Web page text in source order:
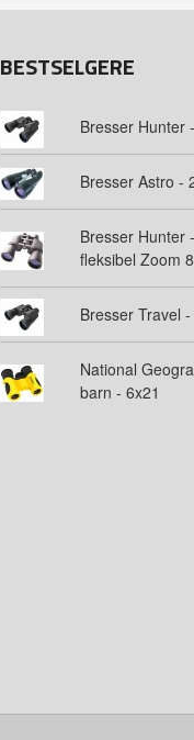
BESTSELGERE
Bresser Hunter
Bresser Astro -
Bresser Hunter
fleksibel Zoom
Bresser Travel
National
barn - 6x21